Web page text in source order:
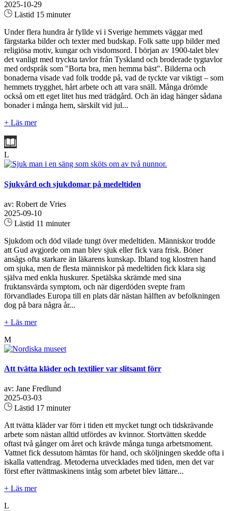
2025-10-29
Lästid 15 minuter
Under flera hundra år fyllde vi i Sverige hemmets väggar med
färgstarka bilder och texter med budskap. Folk satte upp bilder med
religiösa motiv, kungar och visdomsord. I början av 1900-talet blev
det vanligt med tryckta tavlor från Tyskland och broderade tygtavlor
med ordspråk som "Borta bra, men hemma bäst". Bilderna och
bonaderna visade vad folk trodde på, vad de tyckte var viktigt – som
hemmets trygghet, hårt arbete och att vara snäll. Många drömde
också om ett eget litet hus med trädgård. Och än idag hänger sådana
bonader i många hem, särskilt vid jul...
+ Läs mer
L
Sjukvård och sjukdomar på medeltiden
av: Robert de Vries
2025-09-10
Lästid 11 minuter
Sjukdom och död vilade tungt över medeltiden. Människor trodde
att Gud avgjorde om man blev sjuk eller fick vara frisk. Böner
ansågs ofta starkare än läkarens kunskap. Ibland tog klostren hand
om sjuka, men de flesta människor på medeltiden fick klara sig
själva med enkla huskurer. Spetälska skrämde med sina
fruktansvärda symptom, och när digerdöden svepte fram
förvandlades Europa till en plats där nästan hälften av befolkningen
dog på bara några år...
+ Läs mer
M
Att tvätta kläder och textilier var slitsamt förr
av: Jane Fredlund
2025-03-03
Lästid 17 minuter
Att tvätta kläder var förr i tiden ett mycket tungt och tidskrävande
arbete som nästan alltid utfördes av kvinnor. Stortvätten skedde
oftast två gånger om året och krävde många tunga arbetsmoment.
Vattnet fick dessutom hämtas för hand, och sköljningen skedde ofta i
iskalla vattendrag. Metoderna utvecklades med tiden, men det var
först efter tvättmaskinens intåg som arbetet blev lättare...
+ Läs mer
L